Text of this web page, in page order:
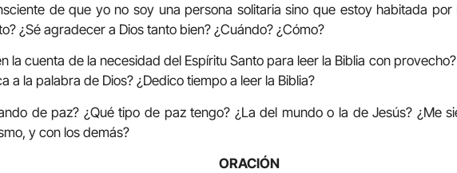
de que yo no soy una persona solitaria sino que estoy habitada por
¿Sé agradecer a Dios tanto bien? ¿Cuándo? ¿Cómo?
la cuenta de la necesidad del Espíritu Santo para leer la Biblia con
a la palabra de Dios? ¿Dedico tiempo a leer la Biblia?
de paz? ¿Qué tipo de paz tengo? ¿La del mundo o la de Jesús? ¿Me
y con los demás?
ORACIÓN